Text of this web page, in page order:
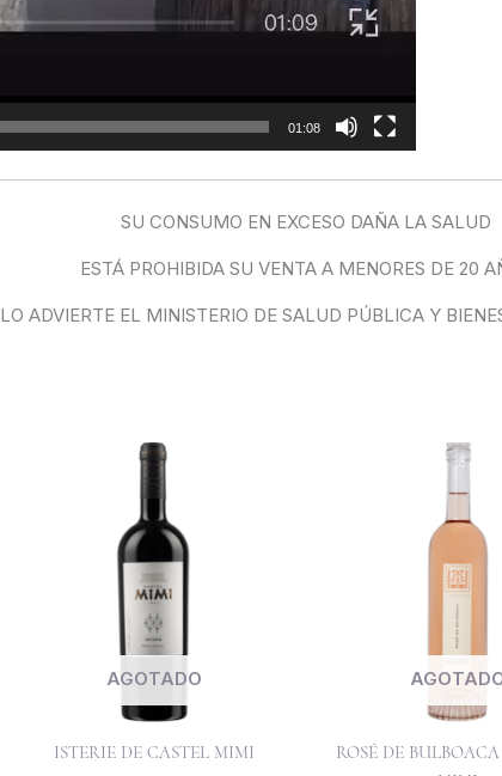
01:08
SU CONSUMO EN EXCESO DAÑA LA SALUD
ESTÁ PROHIBIDA SU VENTA A MENORES DE 20
LO ADVIERTE EL MINISTERIO DE SALUD PÚBLICA Y
AGOTADO
ISTERIE DE CASTEL MIMI
ROSÉ DE